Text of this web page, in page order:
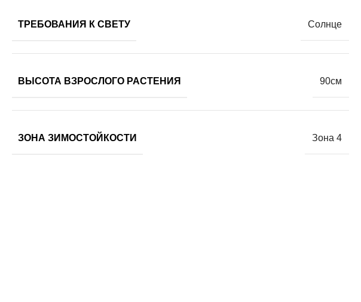
ТРЕБОВАНИЯ К СВЕТУ Солнце
ВЫСОТА ВЗРОСЛОГО РАСТЕНИЯ 90см
ЗОНА ЗИМОСТОЙКОСТИ Зона 4